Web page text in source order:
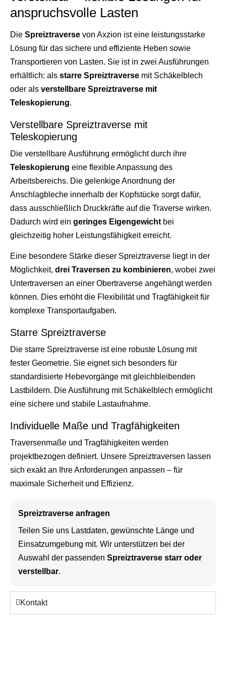
anspruchsvolle Lasten
Die Spreiztraverse von Axzion ist eine leistungsstarke
Lösung für das sichere und effiziente Heben sowie
Transportieren von Lasten. Sie ist in zwei Ausführungen
erhältlich: als starre Spreiztraverse mit Schäkelblech
oder als verstellbare Spreiztraverse mit
Teleskopierung.
Verstellbare Spreiztraverse mit
Teleskopierung
Die verstellbare Ausführung ermöglicht durch ihre
Teleskopierung eine flexible Anpassung des
Arbeitsbereichs. Die gelenkige Anordnung der
Anschlagbleche innerhalb der Kopfstücke sorgt dafür,
dass ausschließlich Druckkräfte auf die Traverse wirken.
Dadurch wird ein geringes Eigengewicht bei
gleichzeitig hoher Leistungsfähigkeit erreicht.
Eine besondere Stärke dieser Spreiztraverse liegt in der
Möglichkeit, drei Traversen zu kombinieren, wobei zwei
Untertraversen an einer Obertraverse angehängt werden
können. Dies erhöht die Flexibilität und Tragfähigkeit für
komplexe Transportaufgaben.
Starre Spreiztraverse
Die starre Spreiztraverse ist eine robuste Lösung mit
fester Geometrie. Sie eignet sich besonders für
standardisierte Hebevorgänge mit gleichbleibenden
Lastbildern. Die Ausführung mit Schäkelblech ermöglicht
eine sichere und stabile Lastaufnahme.
Individuelle Maße und Tragfähigkeiten
Traversenmaße und Tragfähigkeiten werden
projektbezogen definiert. Unsere Spreiztraversen lassen
sich exakt an Ihre Anforderungen anpassen – für
maximale Sicherheit und Effizienz.
Spreiztraverse anfragen
Teilen Sie uns Lastdaten, gewünschte Länge und
Einsatzumgebung mit. Wir unterstützen bei der
Auswahl der passenden Spreiztraverse starr oder
verstellbar.
Kontakt